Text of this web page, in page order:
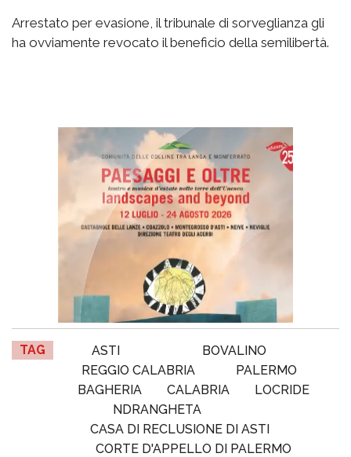
Arrestato per evasione, il tribunale di sorveglianza gli
ha ovviamente revocato il beneficio della semilibertà.
TAG ASTI
BOVALINO
REGGIO CALABRIA
PALERMO
BAGHERIA
CALABRIA
LOCRIDE
NDRANGHETA
CASA DI RECLUSIONE DI ASTI
CORTE D'APPELLO DI PALERMO